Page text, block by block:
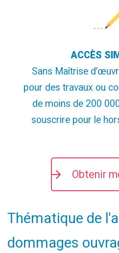
ACCÈS
Sans Maîtrise
pour des travaux ou
de moins de 200
souscrire pour le
Obtenir
Thématique de
dommages